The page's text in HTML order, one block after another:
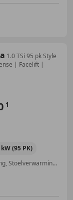
1.0 TSi 95 pk Style
| Facelift |
1
(95 PK)
Lichtmetalen velgen, Automatische klimaatregeling, Stoelverwarming, Alarm, Lederen stuurwiel, Parkeerhulp voor, Getinte ramen, LED verlichting